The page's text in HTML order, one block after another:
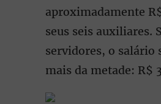
aproximadamente
seus seis auxiliares.
servidores, o salário
mais da metade: R$